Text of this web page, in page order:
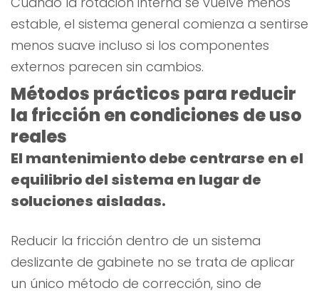
estable, el sistema general comienza a sentirse
menos suave incluso si los componentes
externos parecen sin cambios.
Métodos prácticos para reducir
la fricción en condiciones de uso
reales
El mantenimiento debe centrarse en el
equilibrio del sistema en lugar de
soluciones aisladas.
Reducir la fricción dentro de un sistema
deslizante de gabinete no se trata de aplicar
un único método de corrección, sino de